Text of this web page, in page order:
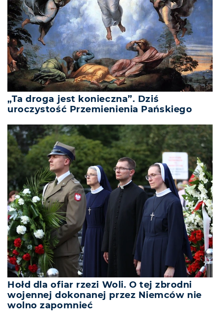
„Ta droga jest konieczna”. Dziś
uroczystość Przemienienia Pańskiego
Hołd dla ofiar rzezi Woli. O tej zbrodni
wojennej dokonanej przez Niemców nie
wolno zapomnieć